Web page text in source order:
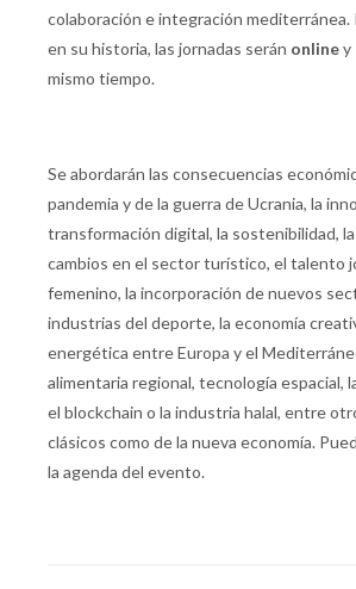
colaboración e integración mediterránea.
en su historia, las jornadas serán onliney
mismo tiempo.
Se abordarán las consecuencias
pandemia y de la guerra de Ucrania, la
transformación digital, la sostenibilidad,
cambios en el sector turístico, el talento
femenino, la incorporación de nuevos
industrias del deporte, la economía
energética entre Europa y el
alimentaria regional, tecnología espacial,
el blockchain o la industria halal, entre
clásicos como de la nueva economía.
la agenda del evento.